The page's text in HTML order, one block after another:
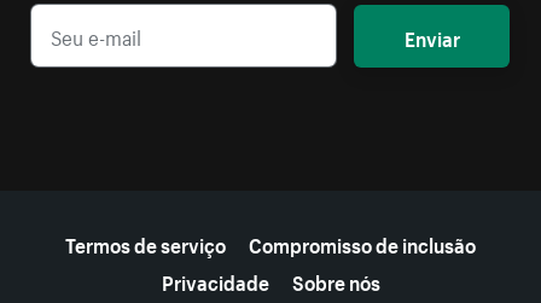
Enviar
Termos de serviço
Compromisso de inclusão
Privacidade
Sobre nós